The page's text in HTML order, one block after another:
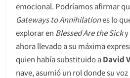
emocional. Podríamos afirmar
Gateways to Annihilationes lo
explorar en Blessed Are the Sicky
ahora llevado a su máxima
quien había substituido aDavid
nave, asumió un rol donde su